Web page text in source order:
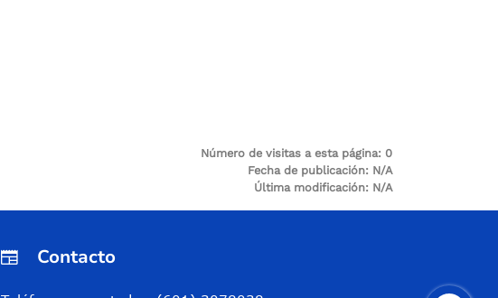
Número de visitas a esta página: 0
Fecha de publicación: N/A
Última modificación: N/A
Contacto